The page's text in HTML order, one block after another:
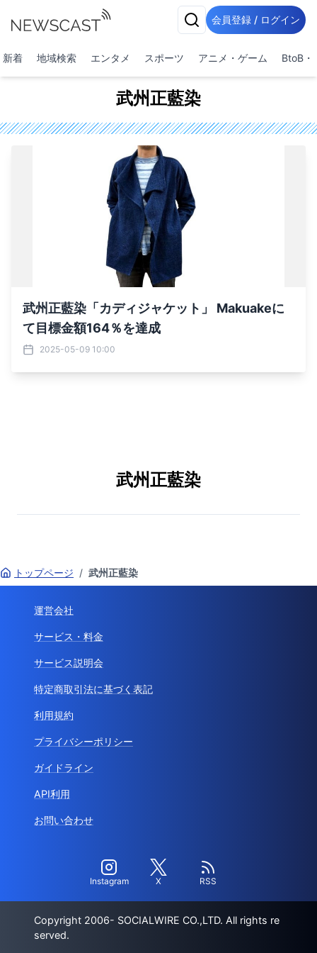
会員登録 / ログイン
新着 地域検索 エンタメ スポーツ アニメ・ゲーム BtoB・
武州正藍染
武州正藍染「カディジャケット」 Makuakeに
て目標金額164％を達成
2025-05-09 10:00
武州正藍染
トップページ / 武州正藍染
運営会社
サービス・料金
サービス説明会
特定商取引法に基づく表記
利用規約
プライバシーポリシー
ガイドライン
API利用
お問い合わせ
Instagram X RSS
Copyright 2006- SOCIALWIRE CO.,LTD. All rights re
served.